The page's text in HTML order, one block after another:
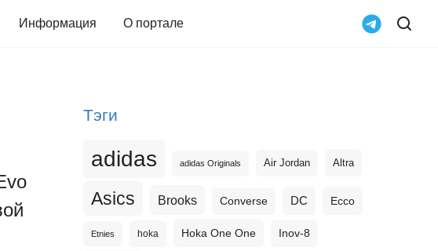
Информация О портале
Тэги
adidas adidas Originals Air Jordan Altra
Asics Brooks Converse DC Ecco
Etnies hoka Hoka One One Inov-8